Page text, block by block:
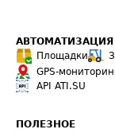
Площадки
GPS-
API ATI.SU
ПОЛЕЗНОЕ